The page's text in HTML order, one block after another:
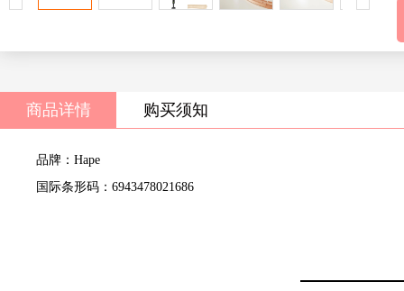
商品详情 购买须知
品牌：Hape
国际条形码：6943478021686